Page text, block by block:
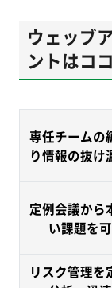
ウェッブ
ントはコ
専任チームの
り情報の抜け
定例会議から
い課題を
リスク管理を